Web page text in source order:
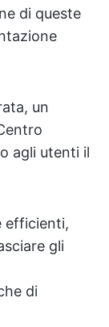
di queste
un
agli utenti il
efficienti,
gli
di